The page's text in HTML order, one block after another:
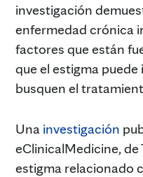
investigación
enfermedad crónica
factores que están
que el estigma
busquen el
Una investigación
eClinicalMedicine, de
estigma relacionado